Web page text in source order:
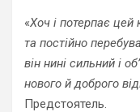
«Хоч і потерпає цей
та постійно
він нині сильний і
нового й доброго
Предстоятель.